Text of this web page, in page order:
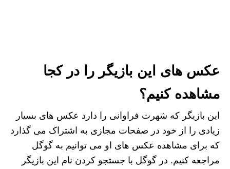
عکس های این بازیگر را در کجا
مشاهده کنیم؟
این بازیگر که شهرت فراوانی را دارد عکس های بسیار
زیادی را از خود در صفحات مجازی به اشتراک می گذارد
که برای مشاهده عکس های او می توانیم به گوگل
مراجعه کنیم. در گوگل با جستجو کردن نام این بازیگر